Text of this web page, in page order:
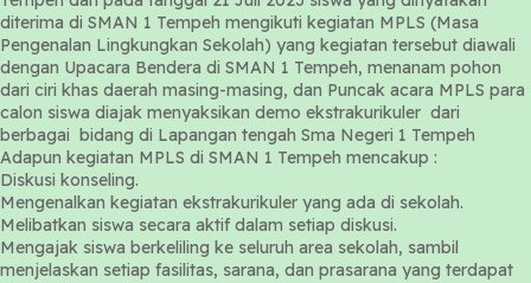
diterima di SMAN 1 Tempeh mengikuti kegiatan MPLS (Masa
Pengenalan Lingkungkan Sekolah) yang kegiatan tersebut diawali
dengan Upacara Bendera di SMAN 1 Tempeh, menanam pohon
dari ciri khas daerah masing-masing, dan Puncak acara MPLS para
calon siswa diajak menyaksikan demo ekstrakurikuler dari
berbagai bidang di Lapangan tengah Sma Negeri 1 Tempeh
Adapun kegiatan MPLS di SMAN 1 Tempeh mencakup :
Diskusi konseling.
Mengenalkan kegiatan ekstrakurikuler yang ada di sekolah.
Melibatkan siswa secara aktif dalam setiap diskusi.
Mengajak siswa berkeliling ke seluruh area sekolah, sambil
menjelaskan setiap fasilitas, sarana, dan prasarana yang terdapat